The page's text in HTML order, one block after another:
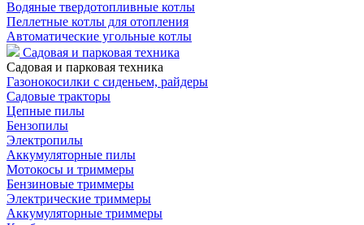
Водяные твердотопливные котлы
Пеллетные котлы для отопления
Автоматические угольные котлы
Садовая и парковая техника
Садовая и парковая техника
Газонокосилки с сиденьем, райдеры
Садовые тракторы
Цепные пилы
Бензопилы
Электропилы
Аккумуляторные пилы
Мотокосы и триммеры
Бензиновые триммеры
Электрические триммеры
Аккумуляторные триммеры